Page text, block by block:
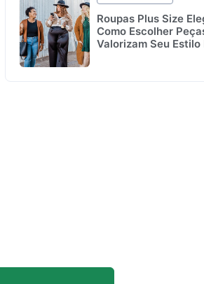
Roupas Plus Size
Como Escolher
Valorizam Seu Estilo